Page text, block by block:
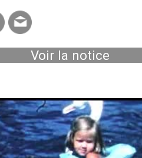
Voir la notice